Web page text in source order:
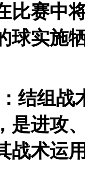
比赛中
球实施
结组战
是进攻
战术运